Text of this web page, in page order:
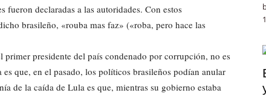
fueron declaradas a las autoridades. Con estos
brasileño, «rouba mas faz» («roba, pero hace las
primer presidente del país condenado por corrupción, no es
que, en el pasado, los políticos brasileños podían anular
de la caída de Lula es que, mientras su gobierno estaba